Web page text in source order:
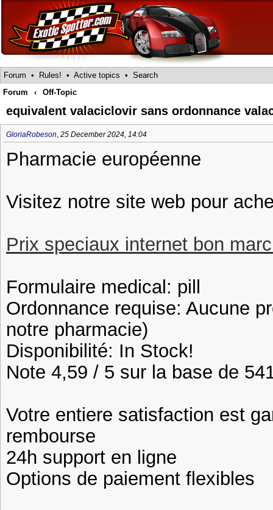
Forum • Rules! • Active topics • Search
Forum
‹ Off-Topic
equivalent valaciclovir sans ordonnance
GloriaRobeson, 25 December 2024, 14:04
Pharmacie européenne
Visitez notre site web pour
Prix speciaux internet bon
Formulaire medical: pill
Ordonnance requise: Aucune
notre pharmacie)
Disponibilité: In Stock!
Note 4,59 / 5 sur la base de
Votre entiere satisfaction est
rembourse
24h support en ligne
Options de paiement flexibles